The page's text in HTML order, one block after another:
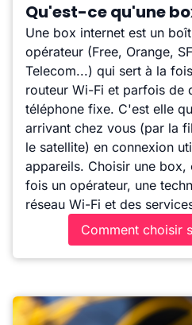
Qu'est-ce qu'une
Une box internet est un
opérateur (Free, Orange,
Telecom...) qui sert à la
routeur Wi-Fi et parfois de
téléphone fixe. C'est elle
arrivant chez vous (par la
le satellite) en connexion
appareils. Choisir une
fois un opérateur, une
réseau Wi-Fi et des
Comment choisir